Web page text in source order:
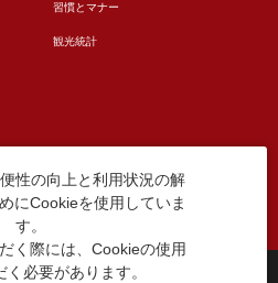
習慣とマナー
観光統計
広告掲載について
区役所観光課
性の向上と利用状況の解
にCookieを使用していま
す。
く際には、Cookieの使用
く必要があります。